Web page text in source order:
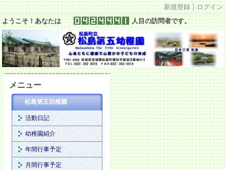
新規登録
ログイン
ようこそ！あなたは
人目の訪問者です。
メニュー
松島第五幼稚園
活動日記
幼稚園紹介
年間行事予定
月間行事予定